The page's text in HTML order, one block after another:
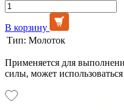
В корзину
Тип: Молоток
Применяется для
силы, может